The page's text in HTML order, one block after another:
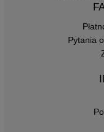
Pytania